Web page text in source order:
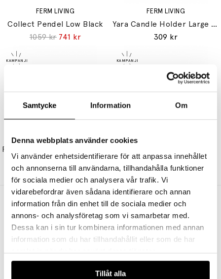
Samtycke Information Om
Denna webbplats använder cookies
Vi använder enhetsidentifierare för att anpassa innehållet
och annonserna till användarna, tillhandahålla funktioner
för sociala medier och analysera vår trafik. Vi
vidarebefordrar även sådana identifierare och annan
information från din enhet till de sociala medier och
annons- och analysföretag som vi samarbetar med.
Dessa kan i sin tur kombinera informationen med annan
information som du har tillhandahållit eller som de har
samlat in när du har använt deras tjänster.
Tillåt alla
FERM LIVING
Collect Pendel Low Black
1059 kr 741 kr
FERM LIVING
Yara Candle Holder Large Dark Sand
309 kr
FERM LIVING
1405 kr
1124 kr
2185 kr 1748 kr
Andra köpte även